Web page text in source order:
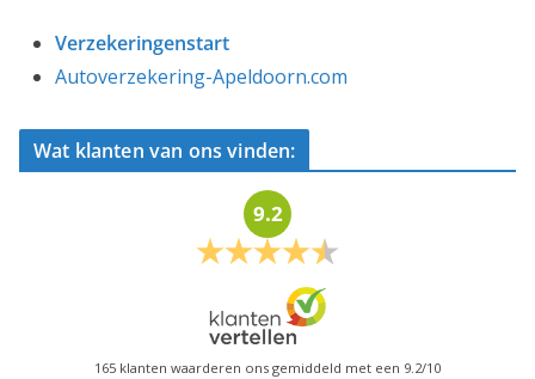
Verzekeringenstart
Autoverzekering-Apeldoorn.com
Wat klanten van ons vinden:
9.2
165 klanten waarderen ons gemiddeld met een 9.2/10